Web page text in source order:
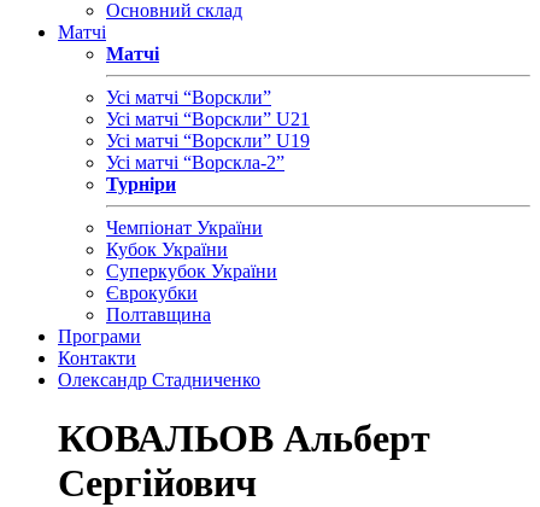
Основний склад
Матчі
Матчі
Усі матчі “Ворскли”
Усі матчі “Ворскли” U21
Усі матчі “Ворскли” U19
Усі матчі “Ворскла-2”
Турніри
Чемпіонат України
Кубок України
Суперкубок України
Єврокубки
Полтавщина
Програми
Контакти
Олександр Стадниченко
КОВАЛЬОВ Альберт
Сергійович